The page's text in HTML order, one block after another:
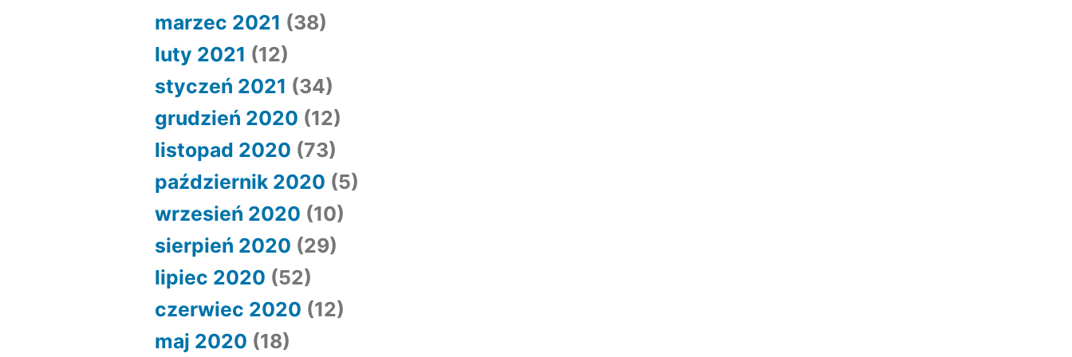
marzec 2021 (38)
luty 2021 (12)
styczeń 2021 (34)
grudzień 2020 (12)
listopad 2020 (73)
październik 2020 (5)
wrzesień 2020 (10)
sierpień 2020 (29)
lipiec 2020 (52)
czerwiec 2020 (12)
maj 2020 (18)